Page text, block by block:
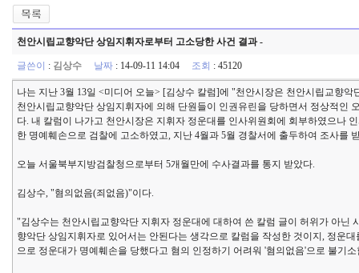
천안시립교향악단 상임지휘자로부터 고소당한 사건 결과 -
글쓴이 : 김상수 날짜 : 14-09-11 14:04 조회 : 45120
나는 지난 3월 13일 <미디어 오늘> [김상수 칼럼]에 "천안시장은 천안시립교향
천안시립교향악단 상임지휘자에 의해 단원들이 인권유린을 당하면서 정상적인
다. 내 칼럼이 나가고 천안시장은 지휘자 정운대를 인사위원회에 회부하였으나
한 명예훼손으로 검찰에 고소하였고, 지난 4월과 5월 경찰서에 출두하여 조사를
오늘 서울북부지방검찰청으로부터 5개월만에 수사결과를 통지 받았다.
김상수, "혐의없음(죄없음)"이다.
"김상수는 천안시립교향악단 지휘자 정운대에 대하여 쓴 칼럼 글이 허위가 아
향악단 상임지휘자로 있어서는 안된다는 생각으로 칼럼을 작성한 것이지, 정운
으로 정운대가 명예훼손을 당했다고 혐의 인정하기 어려워 '혐의없음'으로 불기